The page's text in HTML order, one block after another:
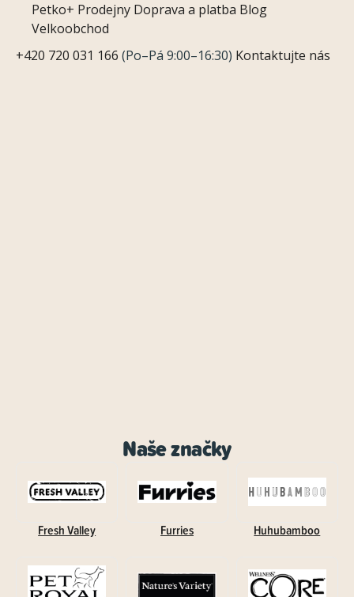
Petko+ Prodejny Doprava a platba Blog
Velkoobchod
+420 720 031 166 (Po–Pá 9:00–16:30) Kontaktujte nás
Naše značky
Fresh Valley Furries Huhubamboo